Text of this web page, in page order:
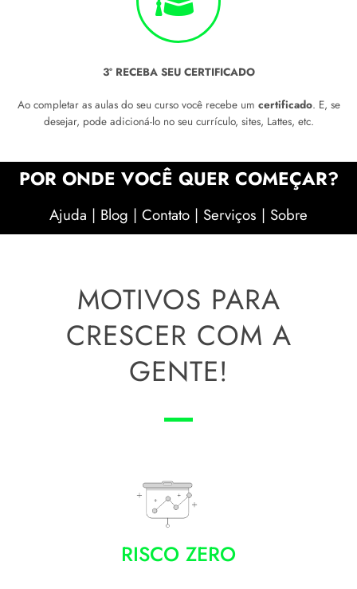
3º RECEBA SEU CERTIFICADO
Ao completar as aulas do seu curso você recebe um certificado. E, se
desejar, pode adicioná-lo no seu currículo, sites, Lattes, etc.
POR ONDE VOCÊ QUER COMEÇAR?
Ajuda | Blog | Contato | Serviços | Sobre
MOTIVOS PARA
CRESCER COM A
GENTE!
RISCO ZERO